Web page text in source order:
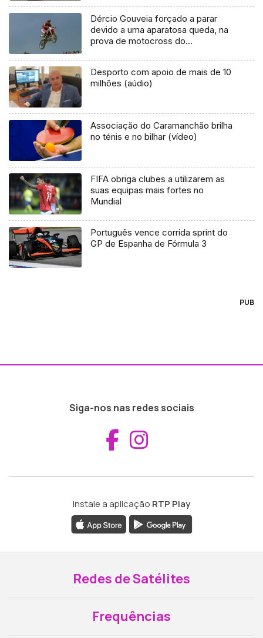
Dércio Gouveia forçado a parar
devido a uma aparatosa queda, na
prova de motocross do
Desporto com apoio de mais de 10
milhões (aúdio)
Associação do Caramanchão brilha
no ténis e no bilhar (vídeo)
FIFA obriga clubes a utilizarem as
suas equipas mais fortes no
Mundial
Português vence corrida sprint do
GP de Espanha de Fórmula 3
PUB
Siga-nos nas redes sociais
Aceder ao
Instale a aplicação RTP Play
Redes de Satélites
Frequências